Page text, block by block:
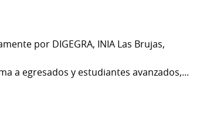
por DIGEGRA, INIA Las Brujas,
a egresados y estudiantes avanzados,...